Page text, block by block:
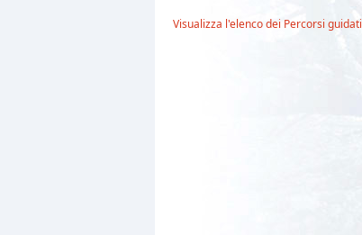
Visualizza l'elenco dei Percorsi guidati